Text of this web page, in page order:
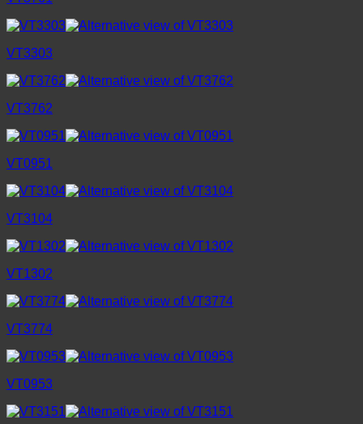
VT3303
VT3762
VT0951
VT3104
VT1302
VT3774
VT0953